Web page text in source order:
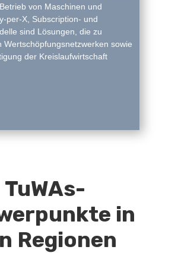
von Maschinen und
per-X, Subscription- und
sind Lösungen, die zu
Wertschöpfungsnetzwerken sowie
der Kreislaufwirtschaft
TuWAs-
in
Regionen